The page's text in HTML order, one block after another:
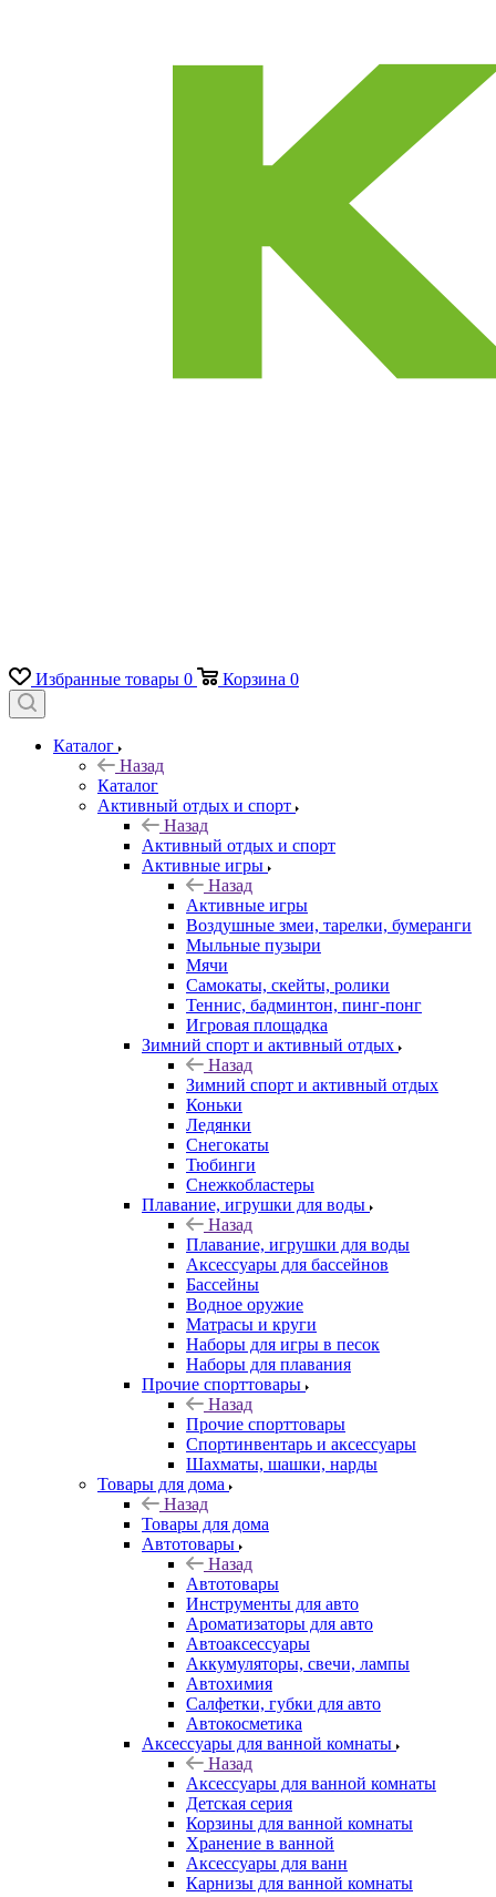
Избранные товары 0 Корзина 0
Каталог
Назад
Каталог
Активный отдых и спорт
Назад
Активный отдых и спорт
Активные игры
Назад
Активные игры
Воздушные змеи, тарелки, бумеранги
Мыльные пузыри
Мячи
Самокаты, скейты, ролики
Теннис, бадминтон, пинг-понг
Игровая площадка
Зимний спорт и активный отдых
Назад
Зимний спорт и активный отдых
Коньки
Ледянки
Снегокаты
Тюбинги
Снежкобластеры
Плавание, игрушки для воды
Назад
Плавание, игрушки для воды
Аксессуары для бассейнов
Бассейны
Водное оружие
Матрасы и круги
Наборы для игры в песок
Наборы для плавания
Прочие спорттовары
Назад
Прочие спорттовары
Спортинвентарь и аксессуары
Шахматы, шашки, нарды
Товары для дома
Назад
Товары для дома
Автотовары
Назад
Автотовары
Инструменты для авто
Ароматизаторы для авто
Автоаксессуары
Аккумуляторы, свечи, лампы
Автохимия
Салфетки, губки для авто
Автокосметика
Аксессуары для ванной комнаты
Назад
Аксессуары для ванной комнаты
Детская серия
Корзины для ванной комнаты
Хранение в ванной
Аксессуары для ванн
Карнизы для ванной комнаты